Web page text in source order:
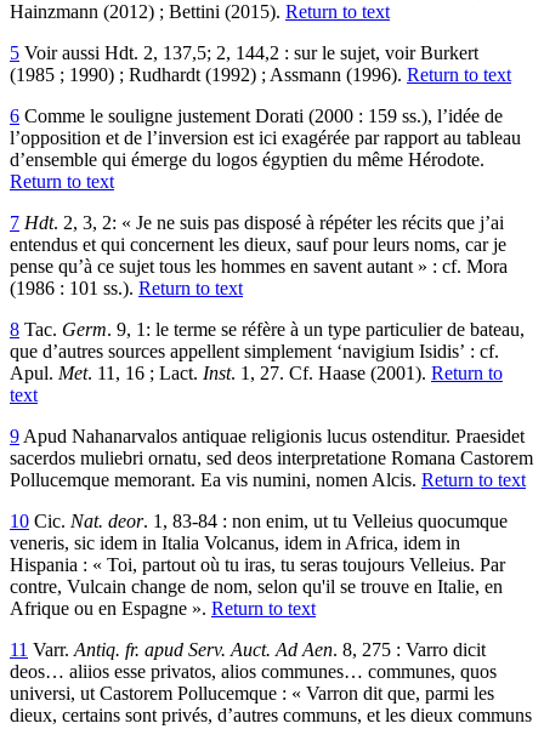
Hainzmann (2012) ; Bettini (2015). Return to text
5 Voir aussi Hdt. 2, 137,5; 2, 144,2 : sur le sujet, voir Burkert
(1985 ; 1990) ; Rudhardt (1992) ; Assmann (1996). Return to text
6 Comme le souligne justement Dorati (2000 : 159 ss.), l’idée de
l’opposition et de l’inversion est ici exagérée par rapport au tableau
d’ensemble qui émerge du logos égyptien du même Hérodote.
Return to text
7 Hdt. 2, 3, 2: « Je ne suis pas disposé à répéter les récits que j’ai
entendus et qui concernent les dieux, sauf pour leurs noms, car je
pense qu’à ce sujet tous les hommes en savent autant » : cf. Mora
(1986 : 101 ss.). Return to text
8 Tac. Germ. 9, 1: le terme se réfère à un type particulier de bateau,
que d’autres sources appellent simplement ‘navigium Isidis’ : cf.
Apul. Met. 11, 16 ; Lact. Inst. 1, 27. Cf. Haase (2001). Return to
text
9 Apud Nahanarvalos antiquae religionis lucus ostenditur. Praesidet
sacerdos muliebri ornatu, sed deos interpretatione Romana Castorem
Pollucemque memorant. Ea vis numini, nomen Alcis. Return to text
10 Cic. Nat. deor. 1, 83-84 : non enim, ut tu Velleius quocumque
veneris, sic idem in Italia Volcanus, idem in Africa, idem in
Hispania : « Toi, partout où tu iras, tu seras toujours Velleius. Par
contre, Vulcain change de nom, selon qu'il se trouve en Italie, en
Afrique ou en Espagne ». Return to text
11 Varr. Antiq. fr. apud Serv. Auct. Ad Aen. 8, 275 : Varro dicit
deos… aliios esse privatos, alios communes… communes, quos
universi, ut Castorem Pollucemque : « Varron dit que, parmi les
dieux, certains sont privés, d’autres communs, et les dieux communs